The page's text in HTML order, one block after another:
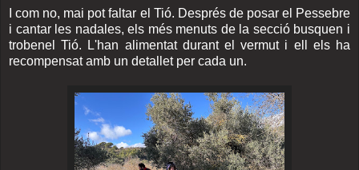
I com no, mai pot faltar el Tió. Després de posar el Pessebre
i cantar les nadales, els més menuts de la secció busquen i
trobenel Tió. L'han alimentat durant el vermut i ell els ha
recompensat amb un detallet per cada un.